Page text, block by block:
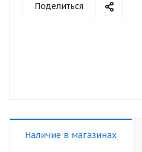
Поделиться
Наличие в магазинах